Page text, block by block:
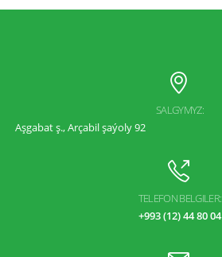
SALGYMYZ:
Aşgabat ş., Arçabil şaýoly 92
TELEFON BELGILER:
+993 (12) 44 80 04